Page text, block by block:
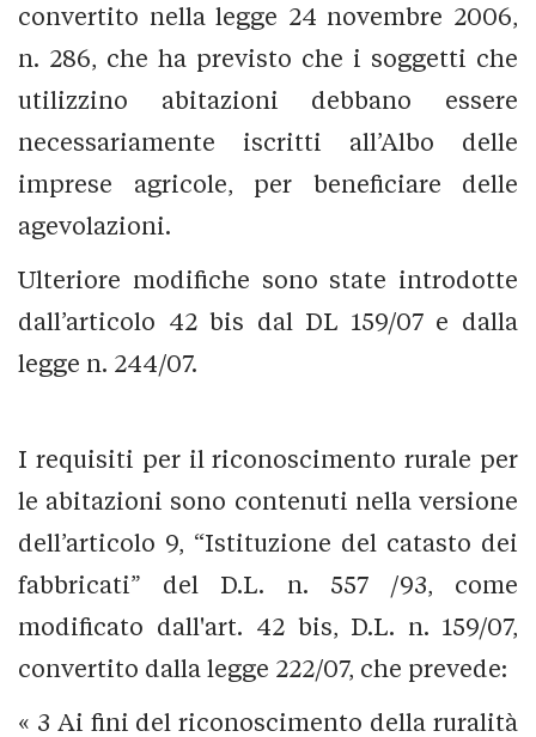
convertito nella legge 24 novembre 2006,
n. 286, che ha previsto che i soggetti che
utilizzino abitazioni debbano essere
necessariamente iscritti all’Albo delle
imprese agricole, per beneficiare delle
agevolazioni.
Ulteriore modifiche sono state introdotte
dall’articolo 42 bis dal DL 159/07 e dalla
legge n. 244/07.
I requisiti per il riconoscimento rurale per
le abitazioni sono contenuti nella versione
dell’articolo 9, “Istituzione del catasto dei
fabbricati” del D.L. n. 557 /93, come
modificato dall'art. 42 bis, D.L. n. 159/07,
convertito dalla legge 222/07, che prevede:
« 3 Ai fini del riconoscimento della ruralità